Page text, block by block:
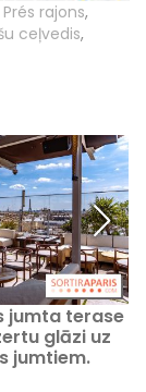
rajons,
ceļvedis,
jumta terase
glāzi uz
jumtiem.